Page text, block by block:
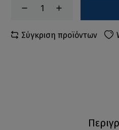
Σύγκριση προϊόντων